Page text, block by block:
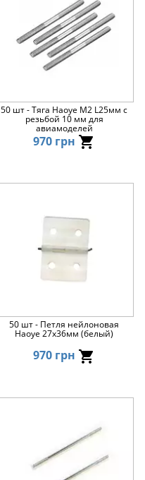
50 шт - Тяга Haoye M2 L25мм с
резьбой 10 мм для
авиамоделей
970 грн
50 шт - Петля нейлоновая
Haoye 27x36мм (белый)
970 грн